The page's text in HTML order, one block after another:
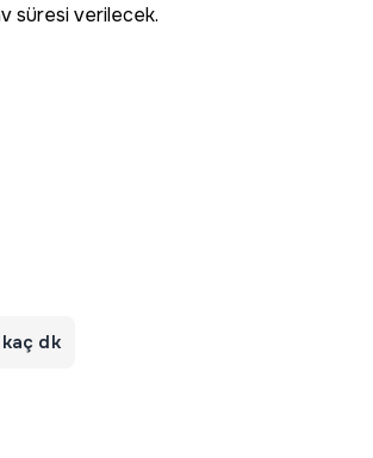
süresi verilecek.
kaç dk